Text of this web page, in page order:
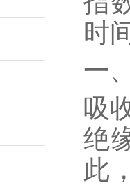
时
一
吸
绝
此